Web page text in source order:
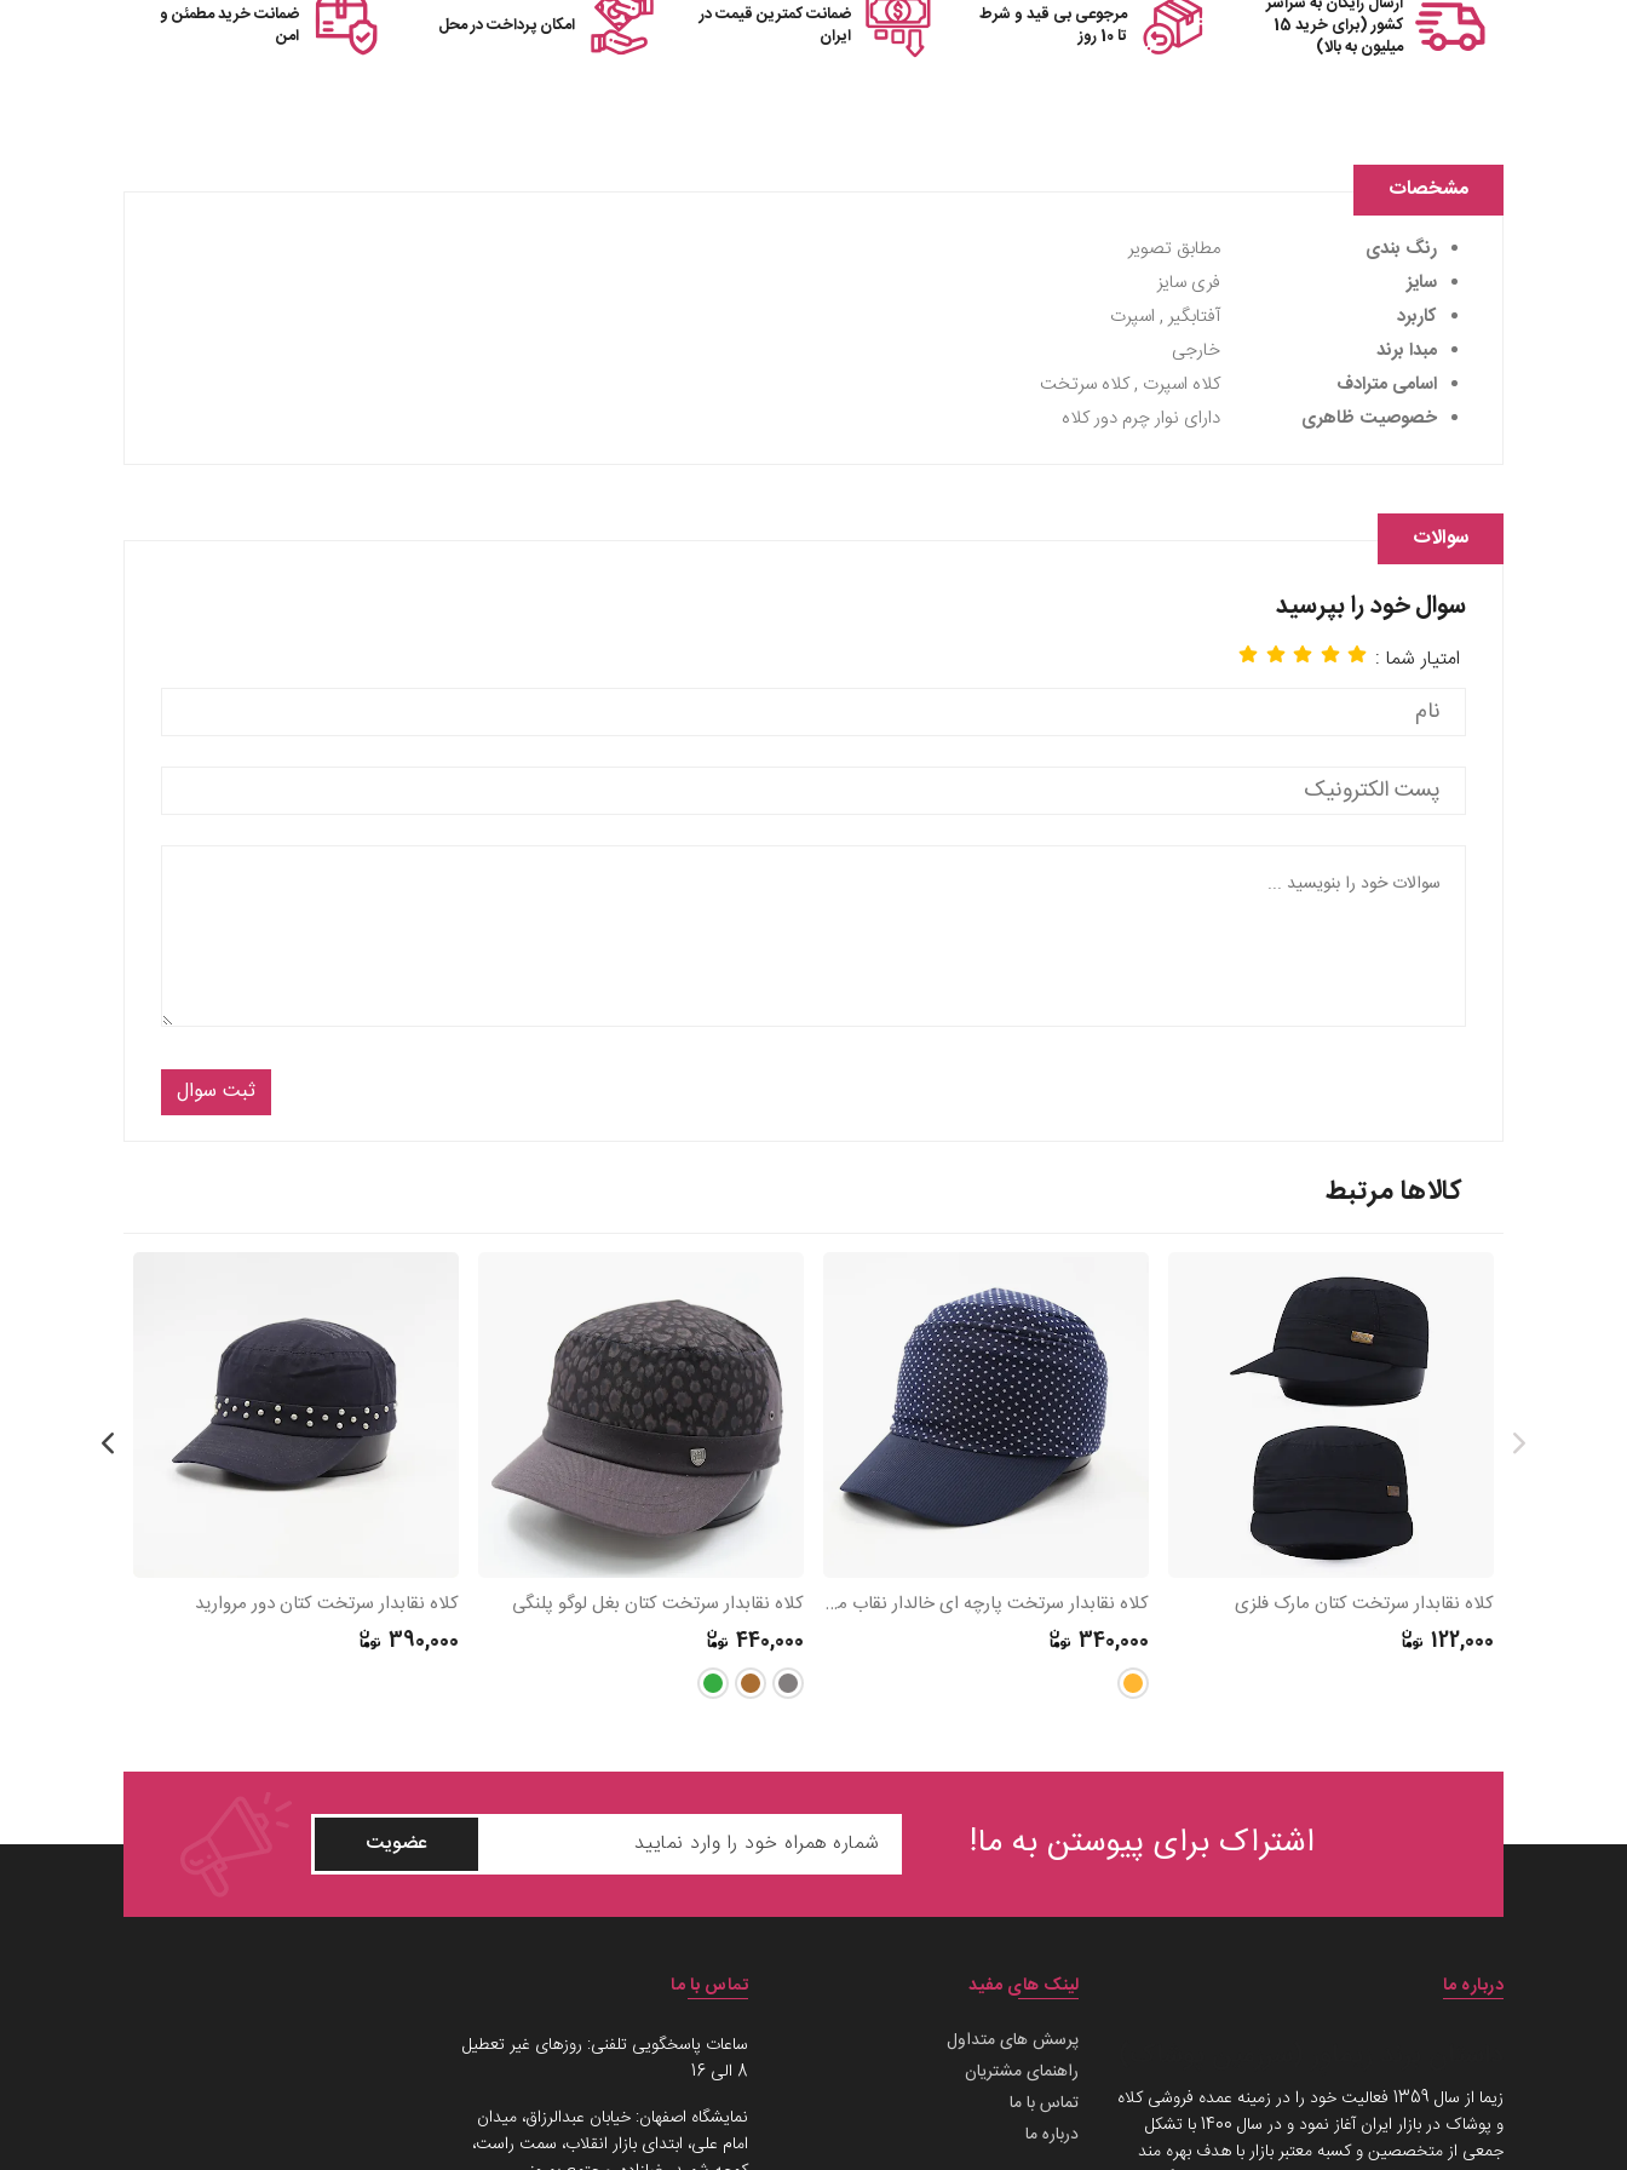
کشور (برای خرید 15
میلیون به بالا)
مرجوعی بی قید و شرط
تا 10 روز
ضمانت کمترین قیمت در
ایران
امکان پرداخت در محل
ضمانت خرید مطمئن و
امن
مشخصات
رنگ بندی
مطابق تصویر
سایز
فری سایز
کاربرد
آفتابگیر , اسپرت
مبدا برند
خارجی
اسامی مترادف
کلاه اسپرت , کلاه سرتخت
خصوصیت ظاهری
دارای نوار چرم دور کلاه
سوالات
سوال خود را بپرسید
امتیار شما :
ثبت سوال
کالاها مرتبط
کلاه نقابدار سرتخت کتان مارک فلزی
122,000
کلاه نقابدار سرتخت پارچه ای خالدار نقاب مخمل
340,000
کلاه نقابدار سرتخت کتان بغل لوگو پلنگی
440,000
کلاه نقابدار سرتخت کتان دور مروارید
390,000
اشتراک برای پیوستن به ما! عضویت
درباره ما
زیما از سال 1359 فعالیت خود را در زمینه عمده فروشی کلاه
و پوشاک در بازار ایران آغاز نمود و در سال 1400 با تشکل
جمعی از متخصصین و کسبه معتبر بازار با هدف بهره مند
لینک های مفید
پرسش های متداول
راهنمای مشتریان
تماس با ما
درباره ما
تماس با ما
ساعات پاسخگویی تلفنی: روزهای غیر تعطیل
8 الی 16
نمایشگاه اصفهان: خیابان عبدالرزاق، میدان
امام علی، ابتدای بازار انقلاب، سمت راست،